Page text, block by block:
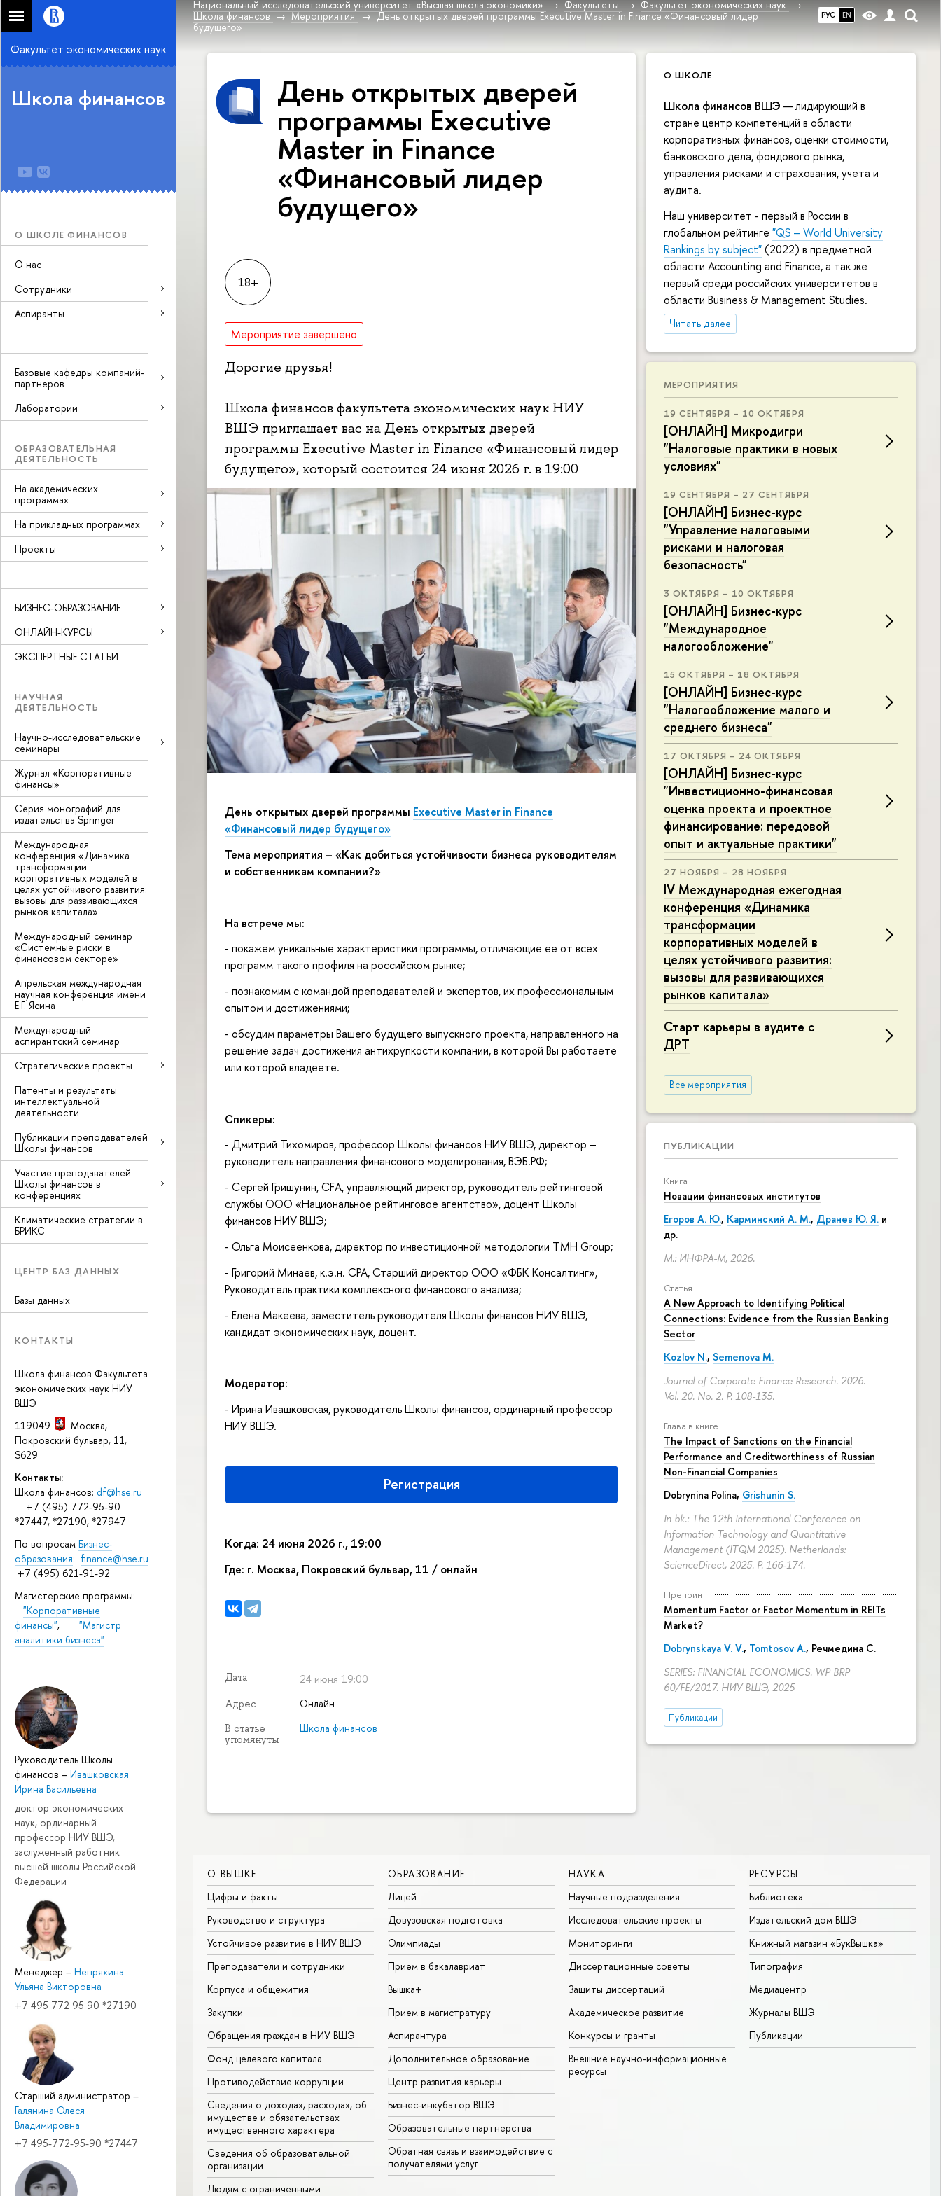
РУС EN
Национальный исследовательский университет «Высшая школа экономики» Факультеты
Факультет экономических наук
Школа финансов
Мероприятия
День открытых дверей программы Executive Master in Finance «Финансовый лидер
будущего»
Факультет экономических наук
Школа финансов
О ШКОЛЕ ФИНАНСОВ
О нас
Сотрудники
Аспиранты
Базовые кафедры компаний-
партнёров
Лаборатории
ОБРАЗОВАТЕЛЬНАЯ
ДЕЯТЕЛЬНОСТЬ
На академических
программах
На прикладных программах
Проекты
БИЗНЕС-ОБРАЗОВАНИЕ
ОНЛАЙН-КУРСЫ
ЭКСПЕРТНЫЕ СТАТЬИ
НАУЧНАЯ
ДЕЯТЕЛЬНОСТЬ
Научно-исследовательские
семинары
Журнал «Корпоративные
финансы»
Серия монографий для
издательства Springer
Международная
конференция «Динамика
трансформации
корпоративных моделей в
целях устойчивого развития:
вызовы для развивающихся
рынков капитала»
Международный семинар
«Системные риски в
финансовом секторе»
Апрельская международная
научная конференция имени
Е.Г. Ясина
Международный
аспирантский семинар
Стратегические проекты
Патенты и результаты
интеллектуальной
деятельности
Публикации преподавателей
Школы финансов
Участие преподавателей
Школы финансов в
конференциях
Климатические стратегии в
БРИКС
ЦЕНТР БАЗ ДАННЫХ
Базы данных
КОНТАКТЫ
Школа финансов Факультета
экономических наук НИУ
ВШЭ
119049
Москва,
Покровский бульвар, 11,
S629
Контакты:
Школа финансов: df@hse.ru
+7 (495) 772-95-90
*27447, *27190, *27947
По вопросам Бизнес-
образования: finance@hse.ru
+7 (495) 621-91-92
Магистерские программы:
"Корпоративные
финансы", "Магистр
аналитики бизнеса"
Руководитель Школы
финансов – Ивашковская
Ирина Васильевна
доктор экономических
наук, ординарный
профессор НИУ ВШЭ,
заслуженный работник
высшей школы Российской
Федерации
Менеджер – Непряхина
Ульяна Викторовна
+7 495 772 95 90 *27190
Старший администратор –
Галянина Олеся
Владимировна
+7 495-772-95-90 *27447
О ШКОЛЕ
Школа финансов ВШЭ — лидирующий в
стране центр компетенций в области
корпоративных финансов, оценки стоимости,
банковского дела, фондового рынка,
управления рисками и страхования, учета и
аудита.
Наш университет - первый в России в
глобальном рейтинге "QS – World University
Rankings by subject"(2022) в предметной
области Accounting and Finance, а так же
первый среди российских университетов в
области Business & Management Studies.
Читать далее
МЕРОПРИЯТИЯ
19 СЕНТЯБРЯ – 10 ОКТЯБРЯ
[ОНЛАЙН] Микродигри
"Налоговые практики в новых
условиях"
19 СЕНТЯБРЯ – 27 СЕНТЯБРЯ
[ОНЛАЙН] Бизнес-курс
"Управление налоговыми
рисками и налоговая
безопасность"
3 ОКТЯБРЯ – 10 ОКТЯБРЯ
[ОНЛАЙН] Бизнес-курс
"Международное
налогообложение"
15 ОКТЯБРЯ – 18 ОКТЯБРЯ
[ОНЛАЙН] Бизнес-курс
"Налогообложение малого и
среднего бизнеса"
17 ОКТЯБРЯ – 24 ОКТЯБРЯ
[ОНЛАЙН] Бизнес-курс
"Инвестиционно-финансовая
оценка проекта и проектное
финансирование: передовой
опыт и актуальные практики"
27 НОЯБРЯ – 28 НОЯБРЯ
IV Международная ежегодная
конференция «Динамика
трансформации
корпоративных моделей в
целях устойчивого развития:
вызовы для развивающихся
рынков капитала»
Старт карьеры в аудите с
ДРТ
Все мероприятия
ПУБЛИКАЦИИ
Книга
Новации финансовых институтов
Егоров А. Ю., Карминский А. М., Дранев Ю. Я. и
др.
М.: ИНФРА-М, 2026.
Статья
A New Approach to Identifying Political
Connections: Evidence from the Russian Banking
Sector
Kozlov N., Semenova M.
Journal of Corporate Finance Research. 2026.
Vol. 20. No. 2. P. 108-135.
Глава в книге
The Impact of Sanctions on the Financial
Performance and Creditworthiness of Russian
Non-Financial Companies
Dobrynina Polina, Grishunin S.
In bk.: The 12th International Conference on
Information Technology and Quantitative
Management (ITQM 2025). Netherlands:
ScienceDirect, 2025. P. 166-174.
Препринт
Momentum Factor or Factor Momentum in REITs
Market?
Dobrynskaya V. V., Tomtosov A., Речмедина С.
SERIES: FINANCIAL ECONOMICS. WP BRP
60/FE/2017. НИУ ВШЭ, 2025
Публикации
День открытых дверей
программы Executive
Master in Finance
«Финансовый лидер
будущего»
18+
Мероприятие завершено
Дорогие друзья!
Школа финансов факультета экономических наук НИУ
ВШЭ приглашает вас на День открытых дверей
программы Executive Master in Finance «Финансовый лидер
будущего», который состоится 24 июня 2026 г. в 19:00
День открытых дверей программы Executive Master in Finance
«Финансовый лидер будущего»
Тема мероприятия – «Как добиться устойчивости бизнеса руководителям
и собственникам компании?»
На встрече мы:
- покажем уникальные характеристики программы, отличающие ее от всех
программ такого профиля на российском рынке;
- познакомим с командой преподавателей и экспертов, их профессиональным
опытом и достижениями;
- обсудим параметры Вашего будущего выпускного проекта, направленного на
решение задач достижения антихрупкости компании, в которой Вы работаете
или которой владеете.
Спикеры:
- Дмитрий Тихомиров, профессор Школы финансов НИУ ВШЭ, директор –
руководитель направления финансового моделирования, ВЭБ.РФ;
- Сергей Гришунин, CFA, управляющий директор, руководитель рейтинговой
службы ООО «Национальное рейтинговое агентство», доцент Школы
финансов НИУ ВШЭ;
- Ольга Моисеенкова, директор по инвестиционной методологии TMH Group;
- Григорий Минаев, к.э.н. CPA, Старший директор ООО «ФБК Консалтинг»,
Руководитель практики комплексного финансового анализа;
- Елена Макеева, заместитель руководителя Школы финансов НИУ ВШЭ,
кандидат экономических наук, доцент.
Модератор:
- Ирина Ивашковская, руководитель Школы финансов, ординарный профессор
НИУ ВШЭ.
Регистрация
Когда: 24 июня 2026 г., 19:00
Где: г. Москва, Покровский бульвар, 11 / онлайн
Дата 24 июня 19:00
Адрес Онлайн
В статье
упомянуты
Школа финансов
О ВЫШКЕ
Цифры и факты
Руководство и структура
Устойчивое развитие в НИУ ВШЭ
Преподаватели и сотрудники
Корпуса и общежития
Закупки
Обращения граждан в НИУ ВШЭ
Фонд целевого капитала
Противодействие коррупции
Сведения о доходах, расходах, об
имуществе и обязательствах
имущественного характера
Сведения об образовательной
организации
Людям с ограниченными
ОБРАЗОВАНИЕ
Лицей
Довузовская подготовка
Олимпиады
Прием в бакалавриат
Вышка+
Прием в магистратуру
Аспирантура
Дополнительное образование
Центр развития карьеры
Бизнес-инкубатор ВШЭ
Образовательные партнерства
Обратная связь и взаимодействие с
получателями услуг
НАУКА
Научные подразделения
Исследовательские проекты
Мониторинги
Диссертационные советы
Защиты диссертаций
Академическое развитие
Конкурсы и гранты
Внешние научно-информационные
ресурсы
РЕСУРСЫ
Библиотека
Издательский дом ВШЭ
Книжный магазин «БукВышка»
Типография
Медиацентр
Журналы ВШЭ
Публикации